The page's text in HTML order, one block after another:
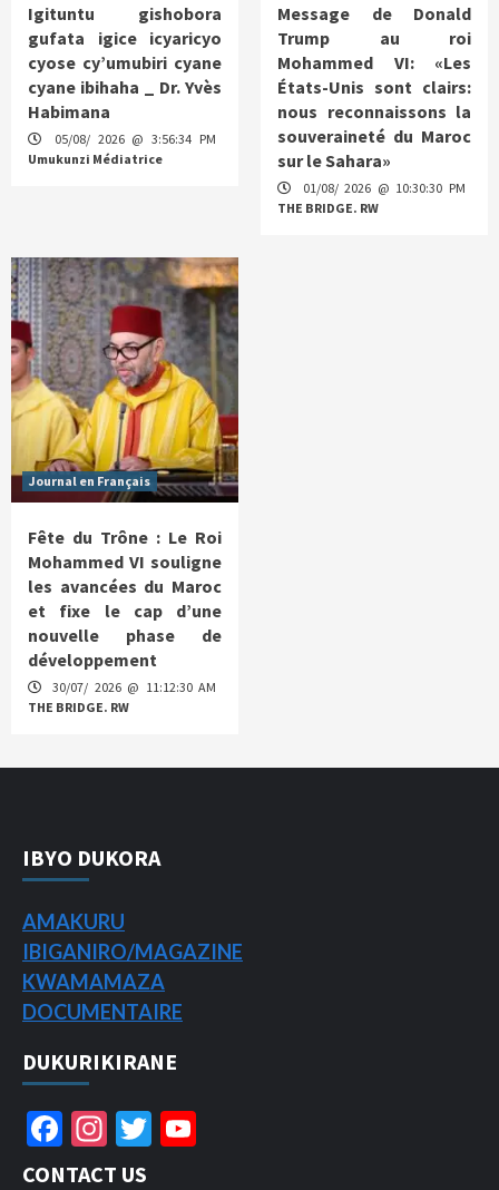
Igituntu gishobora
gufata igice icyaricyo
cyose cy’umubiri cyane
cyane ibihaha _ Dr. Yvès
Habimana
05/08/ 2026 @ 3:56:34 PM
Umukunzi Médiatrice
Message de Donald
Trump au roi
Mohammed VI: «Les
États-Unis sont clairs:
nous reconnaissons la
souveraineté du Maroc
sur le Sahara»
01/08/ 2026 @ 10:30:30 PM
THE BRIDGE. RW
Journal en Français
Fête du Trône : Le Roi
Mohammed VI souligne
les avancées du Maroc
et fixe le cap d’une
nouvelle phase de
développement
30/07/ 2026 @ 11:12:30 AM
THE BRIDGE. RW
IBYO DUKORA
AMAKURU
IBIGANIRO/MAGAZINE
KWAMAMAZA
DOCUMENTAIRE
DUKURIKIRANE
Facebook
Instagram
Twitter
CONTACT US